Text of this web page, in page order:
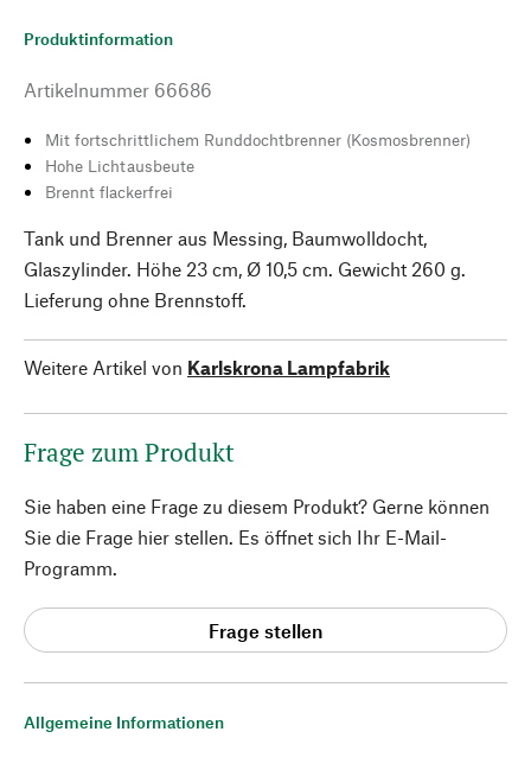
Allgemeine Informationen
Produktinformation
Artikelnummer 66686
Mit fortschrittlichem Runddochtbrenner (Kosmosbrenner)
Hohe Lichtausbeute
Brennt flackerfrei
Tank und Brenner aus Messing, Baumwolldocht,
Glaszylinder. Höhe 23 cm, Ø 10,5 cm. Gewicht 260 g.
Lieferung ohne Brennstoff.
Weitere Artikel von Karlskrona Lampfabrik
Frage zum Produkt
Sie haben eine Frage zu diesem Produkt? Gerne können
Sie die Frage hier stellen. Es öffnet sich Ihr E-Mail-
Programm.
Frage stellen